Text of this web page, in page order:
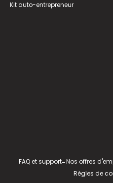
Kit auto-entrepreneur
FAQ et support-Nos offres
Règles de